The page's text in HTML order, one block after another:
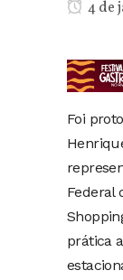
4 de
Foi
Federal
prática